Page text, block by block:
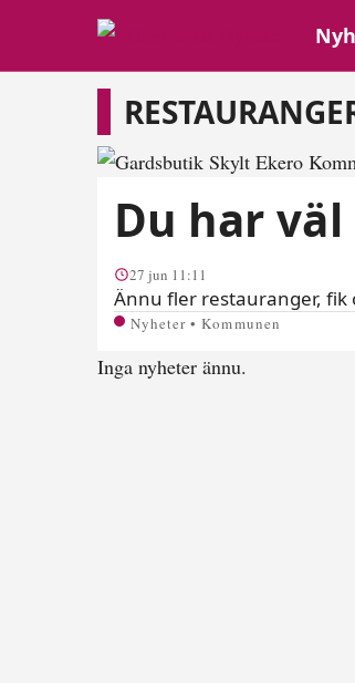
Du har
27 jun 11:11
Ännu fler restauranger, fik
Nyheter • Kommunen
Inga nyheter ännu.